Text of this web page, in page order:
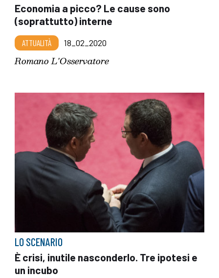
Economia a picco? Le cause sono
(soprattutto) interne
ATTUALITÀ 18_02_2020
Romano L'Osservatore
LO SCENARIO
È crisi, inutile nasconderlo. Tre ipotesi e
un incubo